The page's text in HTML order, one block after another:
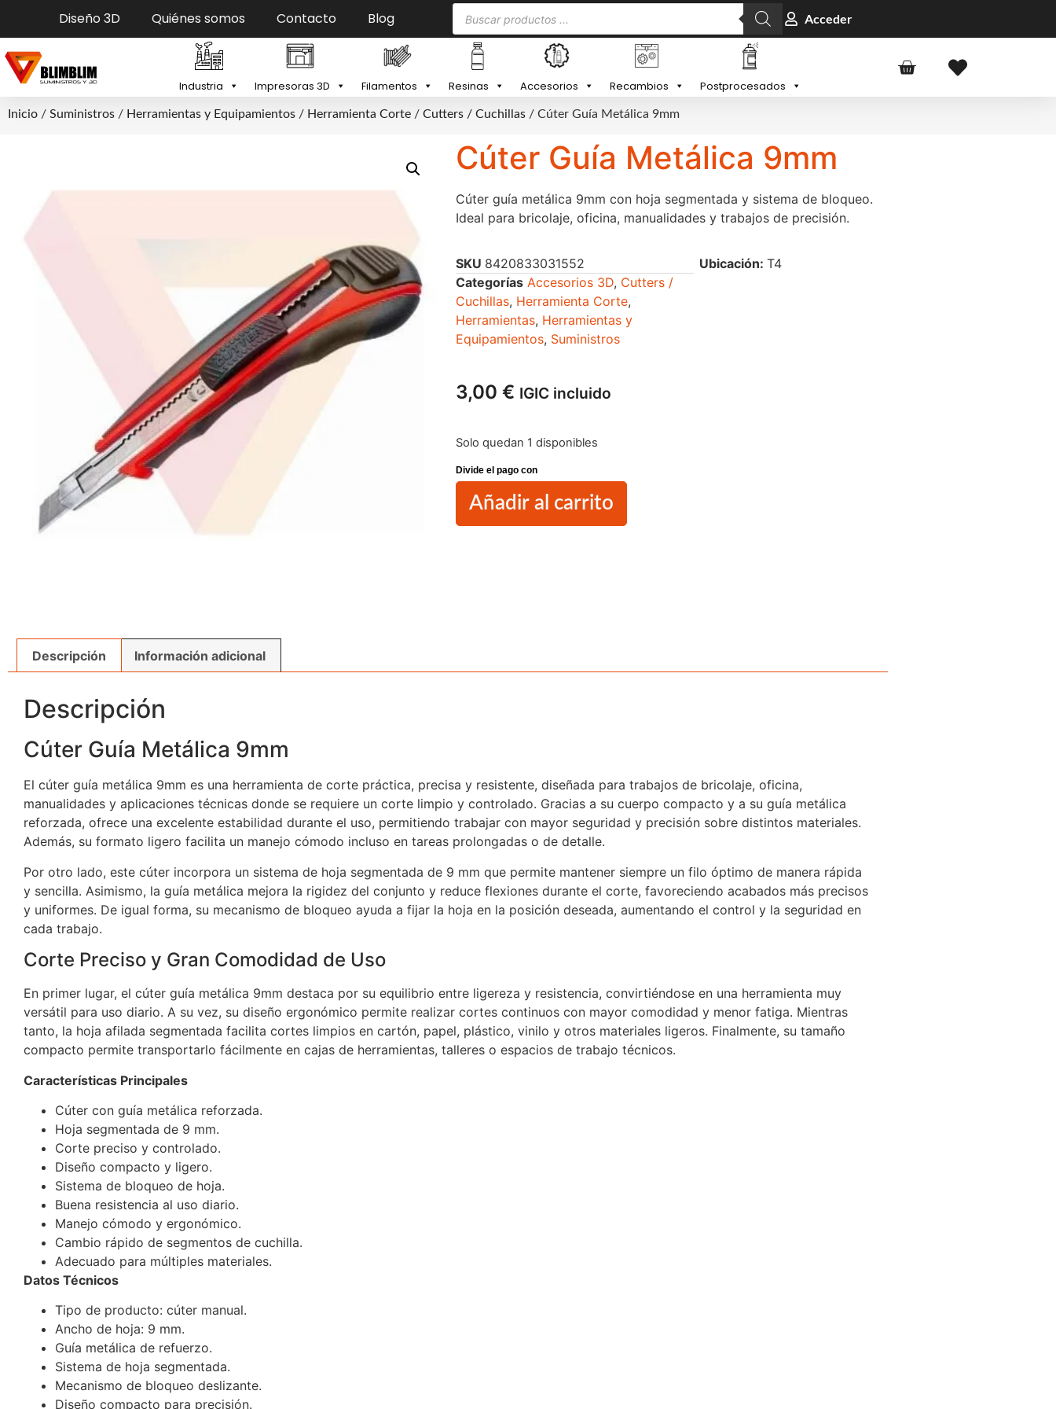
Diseño 3D Quiénes somos Contacto Blog Acceder
Industria Impresoras 3D Filamentos Resinas Accesorios Recambios Postprocesados
Inicio / Suministros / Herramientas y Equipamientos / Herramienta Corte / Cutters / Cuchillas / Cúter Guía Metálica 9mm
Cúter Guía Metálica 9mm
Cúter guía metálica 9mm con hoja segmentada y sistema de bloqueo.
Ideal para bricolaje, oficina, manualidades y trabajos de precisión.
SKU 8420833031552
Categorías Accesorios 3D, Cutters /
Cuchillas, Herramienta Corte,
Herramientas, Herramientas y
Equipamientos, Suministros
Ubicación: T4
3,00 € IGIC incluido
Solo quedan 1 disponibles
Añadir al carrito
Descripción Información adicional
Descripción
Cúter Guía Metálica 9mm
El cúter guía metálica 9mm es una herramienta de corte práctica, precisa y resistente, diseñada para trabajos de bricolaje, oficina,
manualidades y aplicaciones técnicas donde se requiere un corte limpio y controlado. Gracias a su cuerpo compacto y a su guía metálica
reforzada, ofrece una excelente estabilidad durante el uso, permitiendo trabajar con mayor seguridad y precisión sobre distintos materiales.
Además, su formato ligero facilita un manejo cómodo incluso en tareas prolongadas o de detalle.
Por otro lado, este cúter incorpora un sistema de hoja segmentada de 9 mm que permite mantener siempre un filo óptimo de manera rápida
y sencilla. Asimismo, la guía metálica mejora la rigidez del conjunto y reduce flexiones durante el corte, favoreciendo acabados más precisos
y uniformes. De igual forma, su mecanismo de bloqueo ayuda a fijar la hoja en la posición deseada, aumentando el control y la seguridad en
cada trabajo.
Corte Preciso y Gran Comodidad de Uso
En primer lugar, el cúter guía metálica 9mm destaca por su equilibrio entre ligereza y resistencia, convirtiéndose en una herramienta muy
versátil para uso diario. A su vez, su diseño ergonómico permite realizar cortes continuos con mayor comodidad y menor fatiga. Mientras
tanto, la hoja afilada segmentada facilita cortes limpios en cartón, papel, plástico, vinilo y otros materiales ligeros. Finalmente, su tamaño
compacto permite transportarlo fácilmente en cajas de herramientas, talleres o espacios de trabajo técnicos.
Características Principales
Cúter con guía metálica reforzada.
Hoja segmentada de 9 mm.
Corte preciso y controlado.
Diseño compacto y ligero.
Sistema de bloqueo de hoja.
Buena resistencia al uso diario.
Manejo cómodo y ergonómico.
Cambio rápido de segmentos de cuchilla.
Adecuado para múltiples materiales.
Datos Técnicos
Tipo de producto: cúter manual.
Ancho de hoja: 9 mm.
Guía metálica de refuerzo.
Sistema de hoja segmentada.
Mecanismo de bloqueo deslizante.
Diseño compacto para precisión.